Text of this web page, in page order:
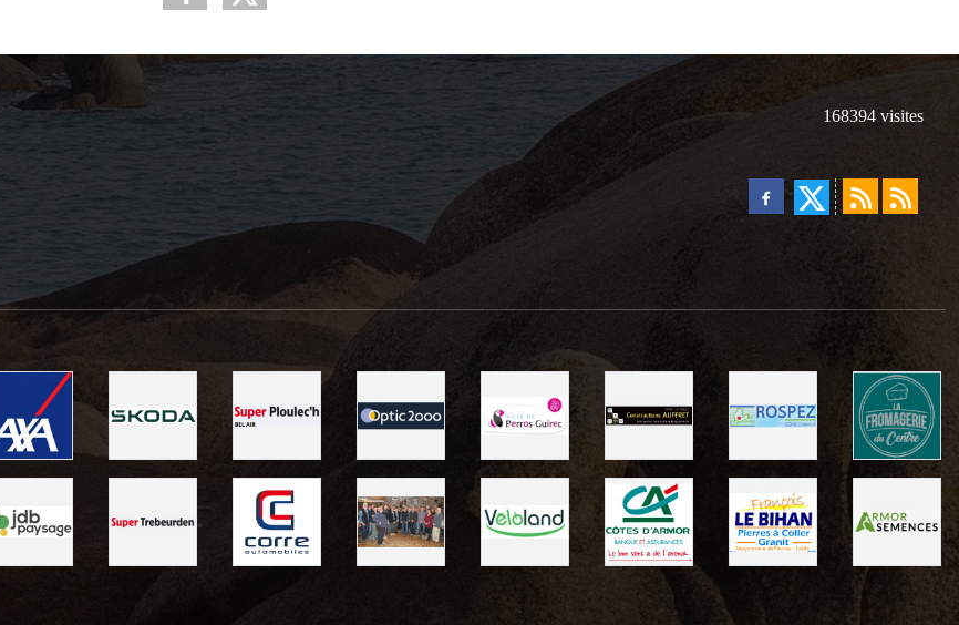
168394 visites